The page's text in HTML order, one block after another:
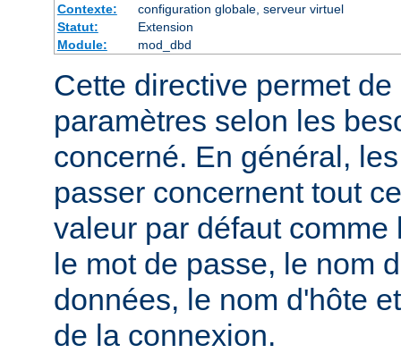
Contexte:
configuration globale, serveur virtuel
Statut:
Extension
Module:
mod_dbd
Cette directive permet
paramètres selon les
concerné. En général,
passer concernent tout
valeur par défaut comme
le mot de passe, le nom
données, le nom d'hôte
de la connexion.